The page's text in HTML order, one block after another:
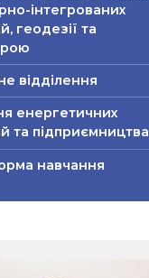
інтегрованих
геодезії та
відділення
енергетичних
та підприємництва
навчання